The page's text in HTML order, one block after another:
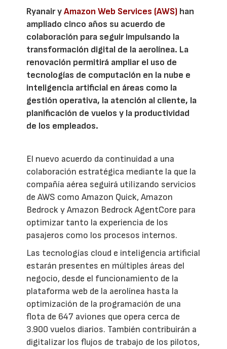
Ryanair yAmazon Web Services (AWS) han
ampliado cinco años su acuerdo de
colaboración para seguir impulsando la
transformación digital de la aerolínea. La
renovación permitirá ampliar el uso de
tecnologías de computación en la nube e
inteligencia artificial en áreas como la
gestión operativa, la atención al cliente, la
planificación de vuelos y la productividad
de los empleados.
El nuevo acuerdo da continuidad a una
colaboración estratégica mediante la que la
compañía aérea seguirá utilizando servicios
de AWS como Amazon Quick, Amazon
Bedrock y Amazon Bedrock AgentCore para
optimizar tanto la experiencia de los
pasajeros como los procesos internos.
Las tecnologías cloud e inteligencia artificial
estarán presentes en múltiples áreas del
negocio, desde el funcionamiento de la
plataforma web de la aerolínea hasta la
optimización de la programación de una
flota de 647 aviones que opera cerca de
3.900 vuelos diarios. También contribuirán a
digitalizar los flujos de trabajo de los pilotos,